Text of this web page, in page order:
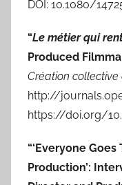
DOI: 10.1080/
“Le métier qui
Produced
Création collective
http://
https://doi.org/
“‘Everyone
Production’: